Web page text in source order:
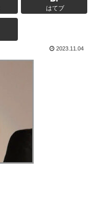
はてブ
2023.11.04